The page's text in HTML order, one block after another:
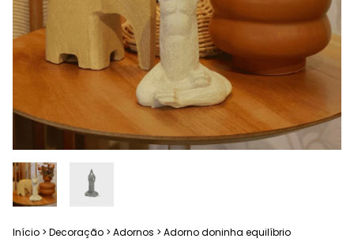
Início > Decoração > Adornos > Adorno doninha equilíbrio